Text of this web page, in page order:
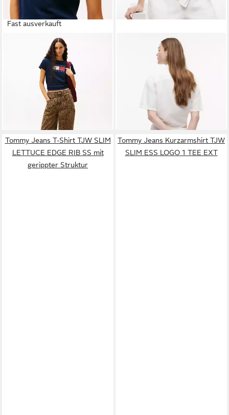
Fast ausverkauft
TOMMY JEANSKurzarmshirt
TJW REG TJ FLAG SS TEE
Baumwolle, Logodruck,
regular fit
TOMMY JEANS
Kurzarmbluse TJW
TEXTURED TIE FRONT SS
SHIRT Baumwolle,
Brusttasche, Saum zum
Knoten
UVP 79,90 €
Tommy Jeans T-Shirt TJW SLIM
LETTUCE EDGE RIB SS mit
gerippter Struktur
Tommy Jeans Kurzarmshirt TJW
SLIM ESS LOGO 1 TEE EXT